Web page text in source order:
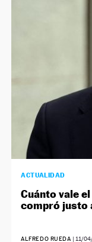
ACTUALIDAD
Cuánto vale
compró justo
ALFREDO RUEDA | 11/